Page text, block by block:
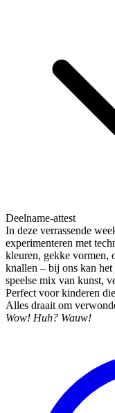
Deelname-attest
In deze verrassende
experimenteren met
kleuren, gekke vormen,
knallen – bij ons kan
speelse mix van kunst,
Perfect voor kinderen
Alles draait om
Wow! Huh? Wauw!